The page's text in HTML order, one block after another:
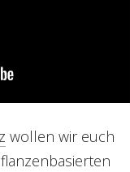
wollen wir euch